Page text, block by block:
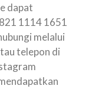
dapat
1114 1651
melalui
telepon di